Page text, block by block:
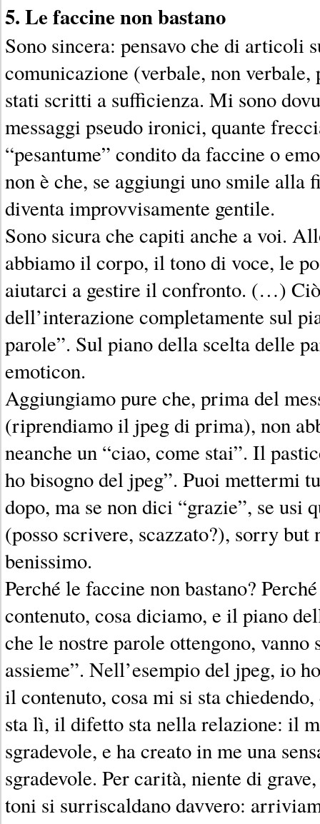
5. Le faccine non bastano
Sono sincera: pensavo che di articoli
comunicazione (verbale, non verbale,
stati scritti a sufficienza. Mi sono
messaggi pseudo ironici, quante
“pesantume” condito da faccine o
non è che, se aggiungi uno smile alla
diventa improvvisamente gentile.
Sono sicura che capiti anche a voi.
abbiamo il corpo, il tono di voce, le
aiutarci a gestire il confronto. (…)
dell’interazione completamente sul
parole”. Sul piano della scelta delle
emoticon.
Aggiungiamo pure che, prima del
(riprendiamo il jpeg di prima), non
neanche un “ciao, come stai”. Il
ho bisogno del jpeg”. Puoi mettermi
dopo, ma se non dici “grazie”, se usi
(posso scrivere, scazzato?), sorry
benissimo.
Perché le faccine non bastano?
contenuto, cosa diciamo, e il piano
che le nostre parole ottengono, vanno
assieme”. Nell’esempio del jpeg, io
il contenuto, cosa mi si sta
sta lì, il difetto sta nella relazione: il
sgradevole, e ha creato in me una
sgradevole. Per carità, niente di
toni si surriscaldano davvero: